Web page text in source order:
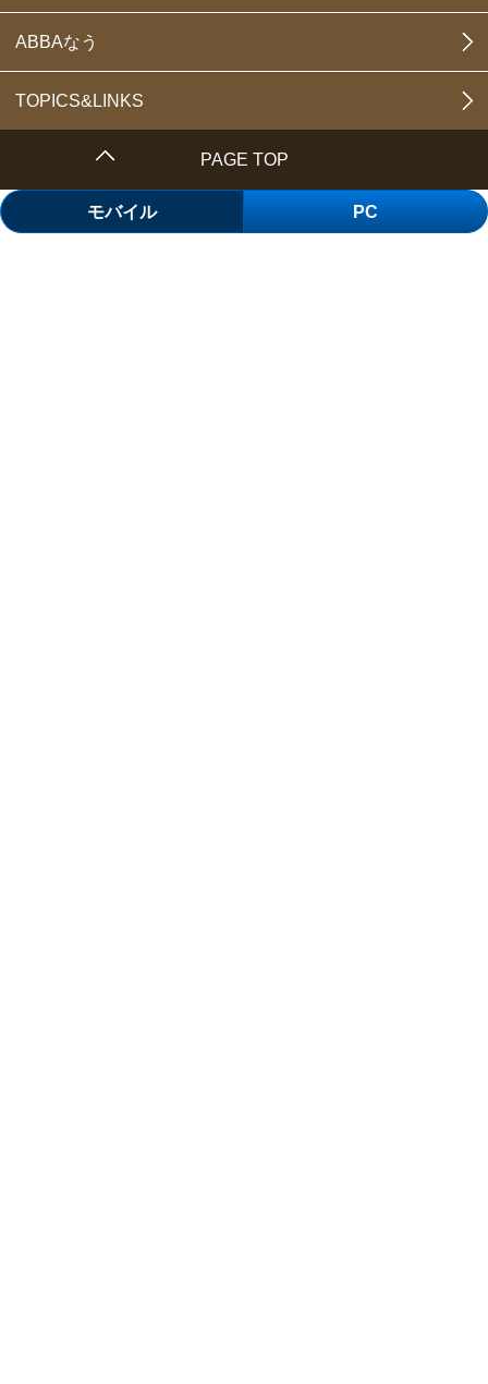
ABBAなう
TOPICS&LINKS
PAGE TOP
モバイル PC